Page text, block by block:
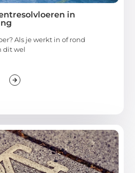
in
Als je werkt in of rond
dit wel